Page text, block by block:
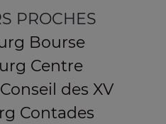
PROCHES
Bourse
Centre
des XV
Contades